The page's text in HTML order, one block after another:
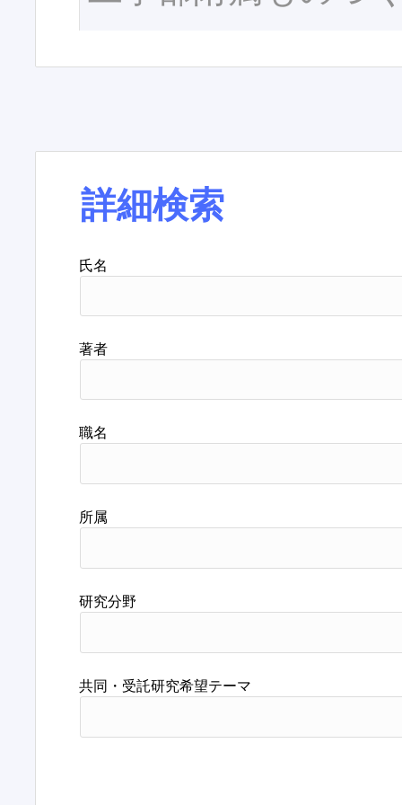
詳細検索
氏名
著者
職名
所属
研究分野
共同・受託研究希望テーマ